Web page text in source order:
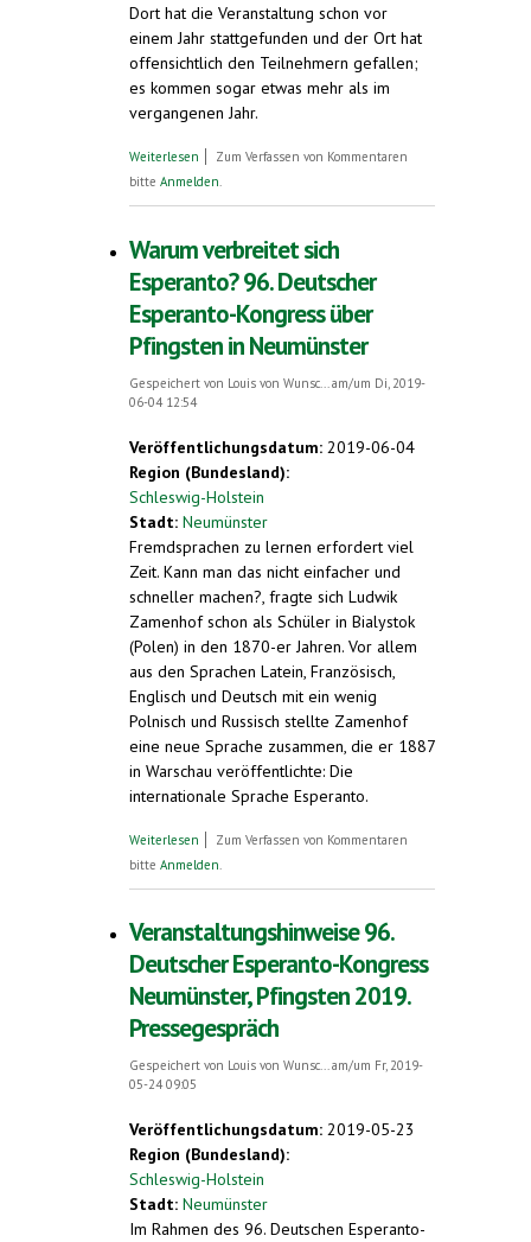
Dort hat die Veranstaltung schon vor
einem Jahr stattgefunden und der Ort hat
offensichtlich den Teilnehmern gefallen;
es kommen sogar etwas mehr als im
vergangenen Jahr.
Weiterlesen über Esperanto als Familiensprache.
Mühlhausen/Thüringen. Montag, 22. Juli,
bis Donnerstag, 1. August 2019
Zum Verfassen von Kommentaren
bitte Anmelden.
Warum verbreitet sich
Esperanto? 96. Deutscher
Esperanto-Kongress über
Pfingsten in Neumünster
Gespeichert von Louis von Wunsc...
am/um Di, 2019-
06-04 12:54
Veröffentlichungsdatum: 2019-06-04
Region (Bundesland):
Schleswig-Holstein
Stadt: Neumünster
Fremdsprachen zu lernen erfordert viel
Zeit. Kann man das nicht einfacher und
schneller machen?, fragte sich Ludwik
Zamenhof schon als Schüler in Bialystok
(Polen) in den 1870-er Jahren. Vor allem
aus den Sprachen Latein, Französisch,
Englisch und Deutsch mit ein wenig
Polnisch und Russisch stellte Zamenhof
eine neue Sprache zusammen, die er 1887
in Warschau veröffentlichte: Die
internationale Sprache Esperanto.
Weiterlesen über Warum verbreitet sich Esperanto? 96.
Pfingsten in Neumünster
Zum Verfassen von Kommentaren
bitte Anmelden
Veranstaltungshinweise 96.
Deutscher Esperanto-Kongress
Neumünster, Pfingsten 2019.
Pressegespräch
Gespeichert von Louis von Wunsc...am/um Fr, 2019-
05-24 09:05
Veröffentlichungsdatum: 2019-05-23
Region (Bundesland):
Schleswig-Holstein
Stadt: Neumünster
Im Rahmen des 96. Deutschen Esperanto-